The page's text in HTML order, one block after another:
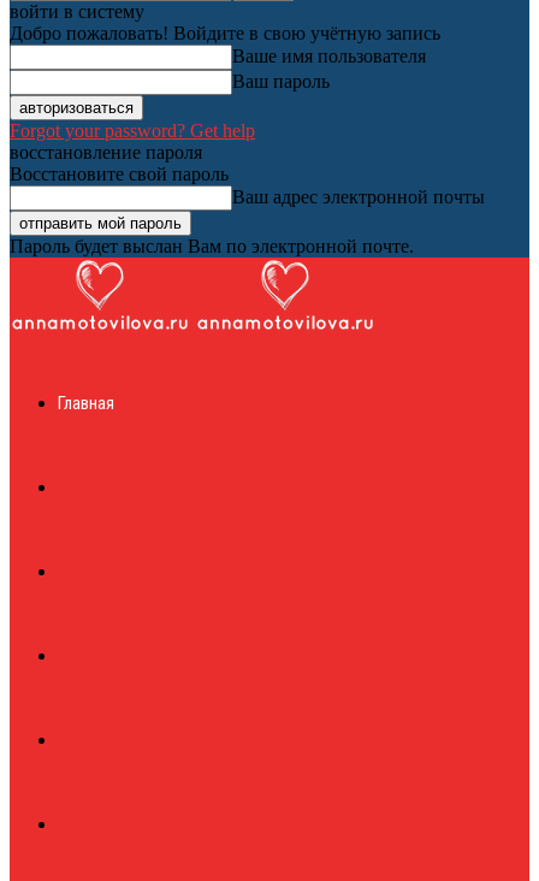
войти в систему
Добро пожаловать! Войдите в свою учётную запись
Ваше имя пользователя
Ваш пароль
Forgot your password? Get help
восстановление пароля
Восстановите свой пароль
Ваш адрес электронной почты
Пароль будет выслан Вам по электронной почте.
журналГлавная